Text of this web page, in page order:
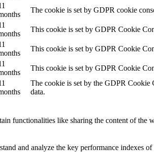
The cookie is set by GDPR cookie
This cookie is set by GDPR Cookie
This cookie is set by GDPR Cookie
This cookie is set by GDPR Cookie
The cookie is set by the GDPR Cookie
data.
functionalities like sharing the content of the
and analyze the key performance indexes